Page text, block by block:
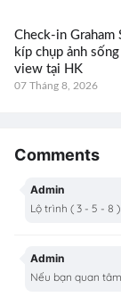
Check-in Graham
kíp chụp ảnh
view tại HK
07 Tháng 8, 2026
Comments
Admin
Lộ trình ( 3 - 5 - 8
Admin
Nếu bạn quan